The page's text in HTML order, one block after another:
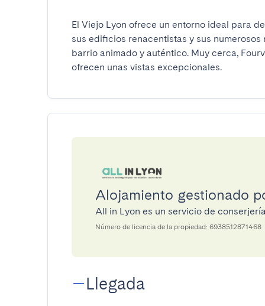
El Viejo Lyon ofrece un entorno ideal para
sus edificios renacentistas y sus
barrio animado y auténtico. Muy cerca,
ofrecen unas vistas excepcionales.
Alojamiento gestionado
All in Lyon es un servicio de
Número de licencia de la propiedad: 6938512871468
Llegada